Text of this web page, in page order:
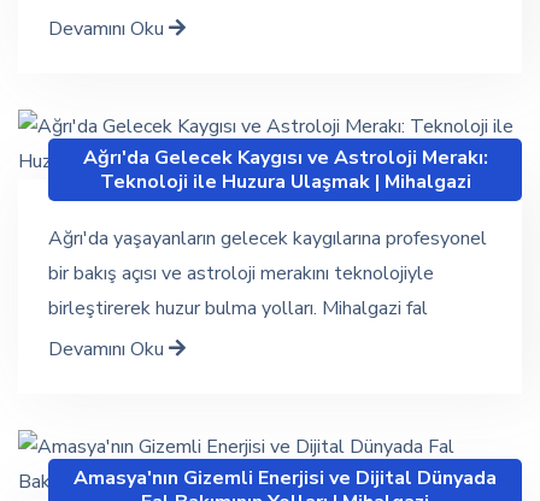
Devamını Oku
Ağrı'da Gelecek Kaygısı ve Astroloji Merakı:
Teknoloji ile Huzura Ulaşmak | Mihalgazi
Ağrı'da yaşayanların gelecek kaygılarına profesyonel
bir bakış açısı ve astroloji merakını teknolojiyle
birleştirerek huzur bulma yolları. Mihalgazi fal
Devamını Oku
Amasya'nın Gizemli Enerjisi ve Dijital Dünyada